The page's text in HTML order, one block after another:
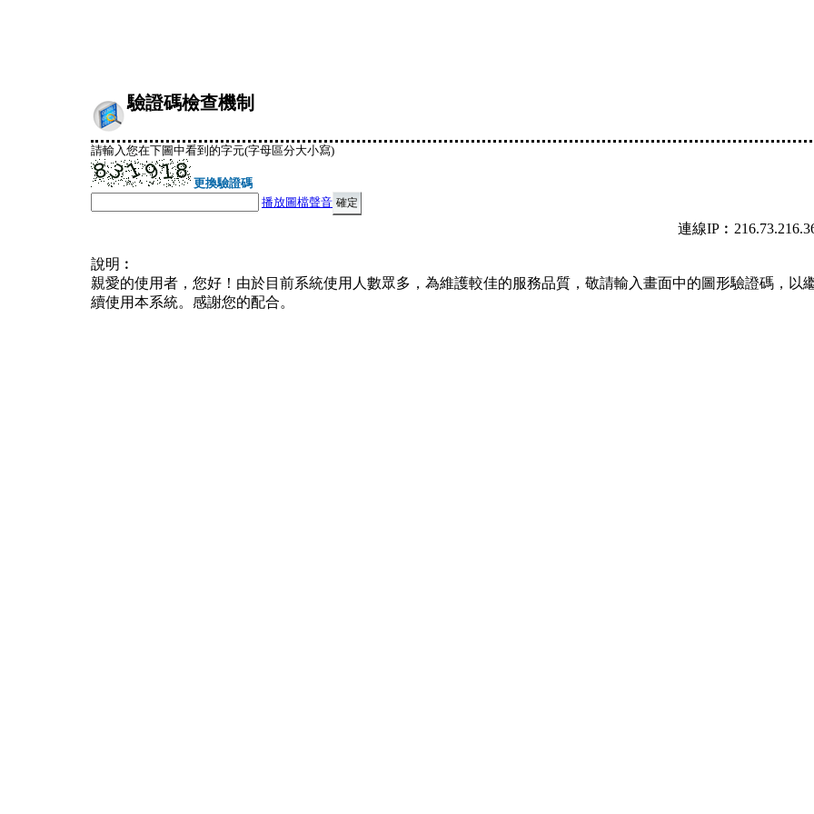
驗證碼檢查機制
請輸入您在下圖中看到的字元(字母區分大小寫)
更換驗證碼
播放圖檔聲音
連線
說明︰
親愛的使用者，您好！由於目前系統使用人數眾多，為維護較佳的服務品質，敬請輸入畫面中的圖形驗證碼，以
續使用本系統。感謝您的配合。